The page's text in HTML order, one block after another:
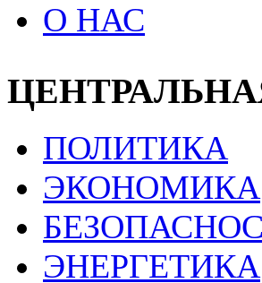
О НАС
ПОЛИТИКА
ЭКОНОМИКА
ЭНЕРГЕТИКА